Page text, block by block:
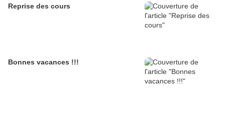
Reprise des cours
Bonnes vacances !!!